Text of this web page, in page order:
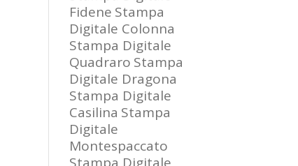
Fidene Stampa
Digitale Colonna
Stampa Digitale
Quadraro Stampa
Digitale Dragona
Stampa Digitale
Casilina Stampa
Digitale
Montespaccato